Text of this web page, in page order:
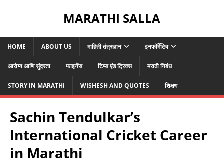
MARATHI SALLA
HOME ABOUT US माहिती तंत्रज्ञान इनफॉर्मेटिव
आरोग्य आणि सुंदरता फाइनेंस टिप्स एंड ट्रिक्स मराठी निबंध
STORY IN MARATHI WISHESH AND QUOTES शिक्षण
Sachin Tendulkar’s
International Cricket Career
in Marathi